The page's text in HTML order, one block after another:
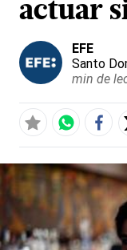
actuar
EFE
Santo
min de